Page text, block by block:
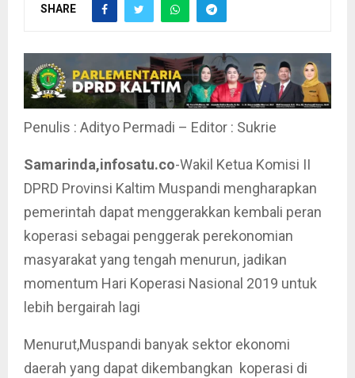
SHARE
Penulis : Adityo Permadi – Editor : Sukrie
Samarinda,infosatu.co-Wakil Ketua Komisi II
DPRD Provinsi Kaltim Muspandi mengharapkan
pemerintah dapat menggerakkan kembali peran
koperasi sebagai penggerak perekonomian
masyarakat yang tengah menurun, jadikan
momentum Hari Koperasi Nasional 2019 untuk
lebih bergairah lagi
Menurut,Muspandi banyak sektor ekonomi
daerah yang dapat dikembangkan koperasi di